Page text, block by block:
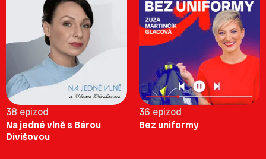
38 epizod
Na jedné vlně s Bárou
Divišovou
36 epizod
Bez uniformy